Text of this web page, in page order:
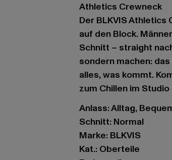
Athletics Crewneck
Der BLKVIS
auf den Block.
Schnitt – straight
sondern machen:
alles, was kommt.
zum Chillen im
Anlass: Alltag,
Schnitt: Normal
Marke: BLKVIS
Kat.: Oberteile